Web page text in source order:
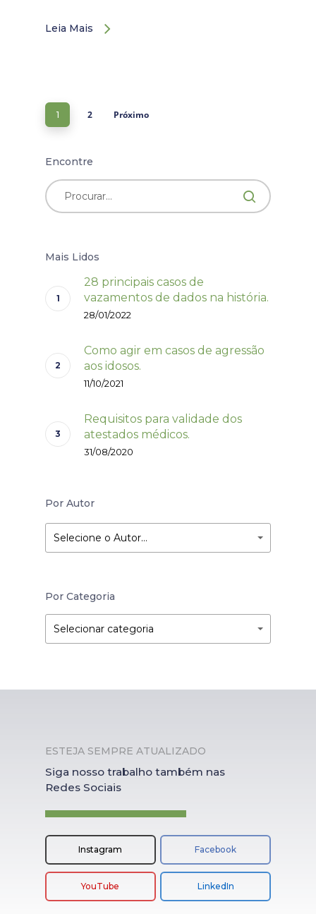
Leia Mais
1 2 Próximo
Encontre
Mais Lidos
28 principais casos de
vazamentos de dados na história.
28/01/2022
Como agir em casos de agressão
aos idosos.
11/10/2021
Requisitos para validade dos
atestados médicos.
31/08/2020
Por Autor
Selecione o Autor…
Por Categoria
Por
Categoria
Selecionar categoria
Categoria
ESTEJA SEMPRE ATUALIZADO
Siga nosso trabalho também nas
Redes Sociais
Instagram Facebook
YouTube LinkedIn